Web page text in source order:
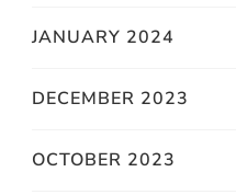
JANUARY 2024
DECEMBER 2023
OCTOBER 2023